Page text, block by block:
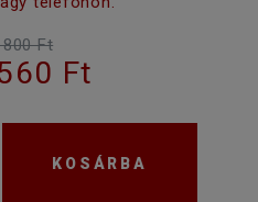
Ft
Ft
KOSÁRBA